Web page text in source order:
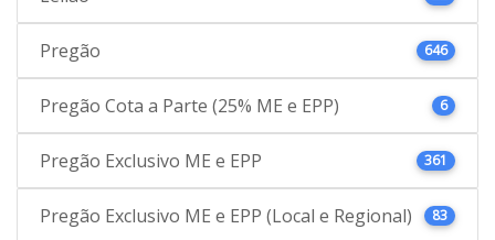
Pregão 646
Pregão Cota a Parte (25% ME e EPP) 6
Pregão Exclusivo ME e EPP 361
Pregão Exclusivo ME e EPP (Local e Regional) 83